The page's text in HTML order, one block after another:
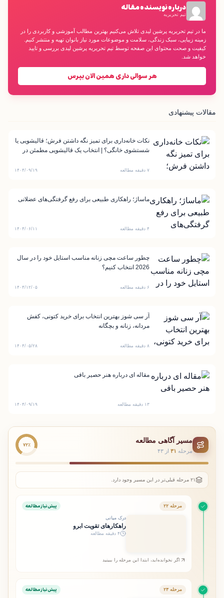
درباره نویسنده مقاله
تیم تحریریه
ما در تیم تحریریه پرشین لیدی تلاش می‌کنیم بهترین مطالب آموزشی و کاربردی را در
زمینه زیبایی، سبک زندگی، سلامت و موضوعات مورد نیاز بانوان تهیه و منتشر کنیم.
کیفیت و صحت محتوای این صفحه توسط تیم تحریریه پرشین لیدی بررسی و تایید
خواهد شد.
هر سوالی داری همین الان بپرس
مقالات پیشنهادی
نکات خانه‌داری برای تمیز نگه داشتن فرش؛ قالیشویی یا
شستشوی خانگی؟ | انتخاب یک قالیشویی مطمئن در
۷ دقیقه مطالعه ۱۴۰۴/۰۹/۱۹
ماساژ؛ راهکاری طبیعی برای رفع گرفتگی‌های عضلانی
۴ دقیقه مطالعه ۱۴۰۴/۰۶/۱۱
چطور ساعت مچی زنانه مناسب استایل خود را در سال
2026 انتخاب کنیم؟
۶ دقیقه مطالعه ۱۴۰۴/۱۲/۰۵
آر سی شوز بهترین انتخاب برای خرید کتونی، کفش
مردانه، زنانه و بچگانه
۸ دقیقه مطالعه ۱۴۰۴/۰۵/۲۸
مقاله ای درباره هنر حصیر بافی
۱۳ دقیقه مطالعه ۱۴۰۴/۰۹/۱۹
مسیر آگاهی مطالعه
مرحله ۳۱ از ۴۳
۷۲٪
۲۱ مرحله قبلی‌تر در این مسیر وجود دارد.
مرحله ۲۲ پیش‌نیاز مطالعه
درک میانی
راهکارهای تقویت ابرو
۴ دقیقه مطالعه
اگر نخوانده‌اید، ابتدا این مرحله را ببینید
مرحله ۲۳ پیش‌نیاز مطالعه